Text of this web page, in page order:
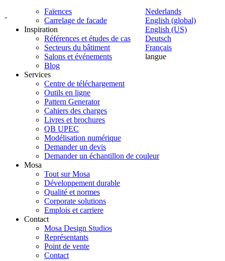
-
Nederlands
English (global)
English (US)
Deutsch
Français
langue
Faïences
Carrelage de facade
Inspiration
Références et études de cas
Secteurs du bâtiment
Salons et événements
Blog
Services
Centre de téléchargement
Outils en ligne
Pattern Generator
Cahiers des charges
Livres et brochures
QB UPEC
Modélisation numérique
Demander un devis
Demander un échantillon de couleur
Mosa
Tout sur Mosa
Développement durable
Qualité et normes
Corporate solutions
Emplois et carriere
Contact
Mosa Design Studios
Représentants
Point de vente
Contact